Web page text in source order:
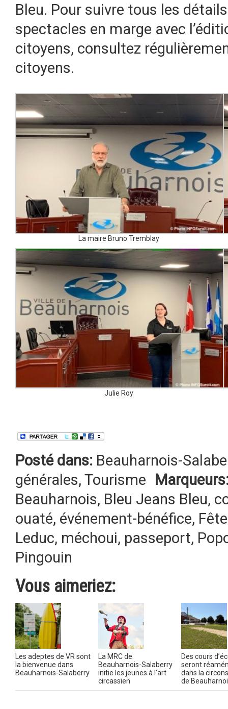
Bleu. Pour suivre tous les
spectacles en marge avec
citoyens, consultez
citoyens.
La maire Bruno Tremblay
Julie Roy
Posté dans: Beauharnois-
générales, Tourisme
Beauharnois, Bleu Jeans Bleu,
ouaté, événement-bénéfice,
Leduc, méchoui, passeport,
Pingouin
Vous aimeriez:
Les adeptes de VR sont
la bienvenue dans
Beauharnois-Salaberry
La MRC de
Beauharnois-Salaberry
initie les jeunes à l’art
circassien
Des cours
seront
dans la
de